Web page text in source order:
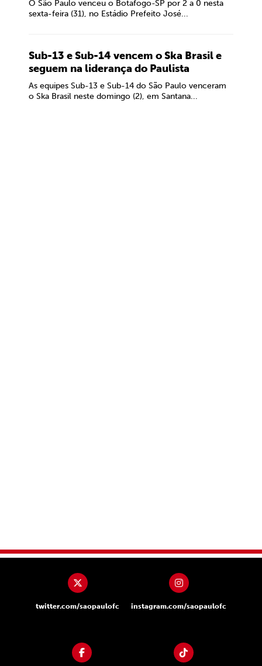
O São Paulo venceu o Botafogo-SP por 2 a 0 nesta
sexta-feira (31), no Estádio Prefeito José...
Sub-13 e Sub-14 vencem o Ska Brasil e
seguem na liderança do Paulista
As equipes Sub-13 e Sub-14 do São Paulo venceram
o Ska Brasil neste domingo (2), em Santana...
twitter.com/saopaulofc instagram.com/saopaulofc